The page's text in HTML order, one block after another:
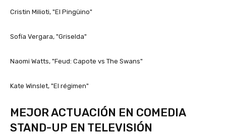
Cristin Milioti, "El Pingüino"
Sofía Vergara, "Griselda"
Naomi Watts, "Feud: Capote vs The Swans"
Kate Winslet, "El régimen"
MEJOR ACTUACIÓN EN COMEDIA
STAND-UP EN TELEVISIÓN